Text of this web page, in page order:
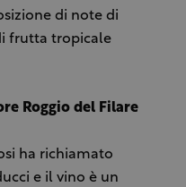
di note di
frutta tropicale
Roggio del Filare
ha richiamato
e il vino è un